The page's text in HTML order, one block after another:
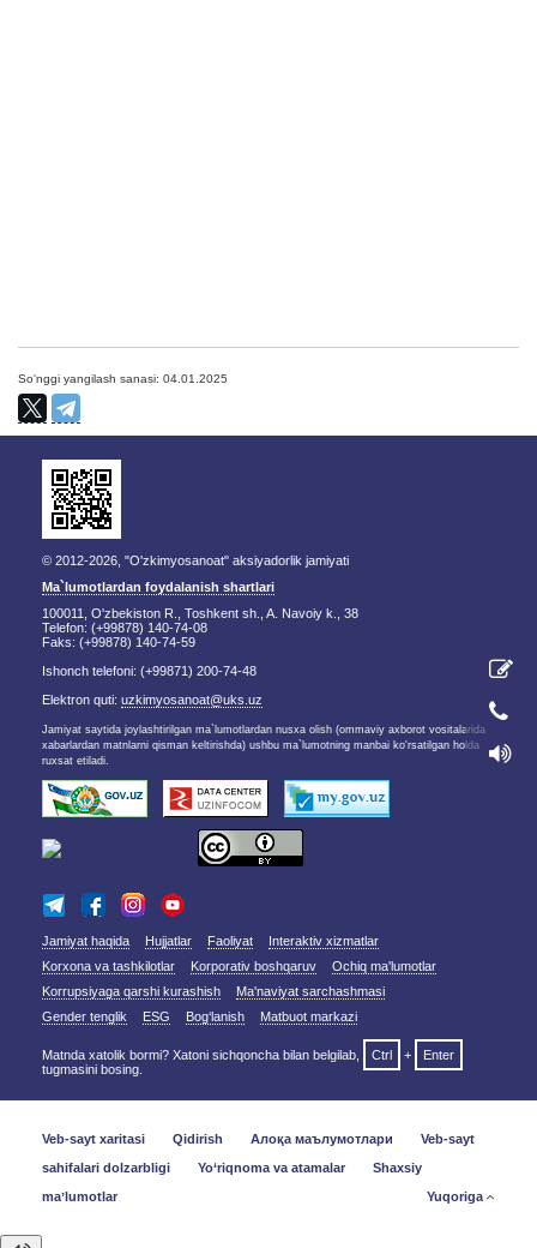
So'nggi yangilash sanasi: 04.01.2025
© 2012-2026, "O'zkimyosanoat" aksiyadorlik jamiyati
Ma`lumotlardan foydalanish shartlari
100011, O'zbekiston R., Toshkent sh., A. Navoiy k., 38
Telefon: (+99878) 140-74-08
Faks: (+99878) 140-74-59
Ishonch telefoni: (+99871) 200-74-48
Elektron quti: uzkimyosanoat@uks.uz
Jamiyat saytida joylashtirilgan ma`lumotlardan nusxa olish (ommaviy axborot vositalarida
xabarlardan matnlarni qisman keltirishda) ushbu ma`lumotning manbai ko'rsatilgan holda
ruxsat etiladi.
Jamiyat haqida Hujjatlar Faoliyat
Interaktiv xizmatlar
Korxona va tashkilotlar
Korporativ boshqaruv
Ochiq ma'lumotlar
Korrupsiyaga qarshi kurashish
Ma'naviyat sarchashmasi
Gender tenglik
ESG Bog‘lanish Matbuot markazi
Matnda xatolik bormi? Xatoni sichqoncha bilan belgilab, Ctrl +
Enter
tugmasini bosing.
Veb-sayt xaritasi Qidirish Алоқа маълумотлари
Veb-sayt
sahifalari dolzarbligi
Yo‘riqnoma va atamalar
Shaxsiy
maʼlumotlar
Yuqoriga